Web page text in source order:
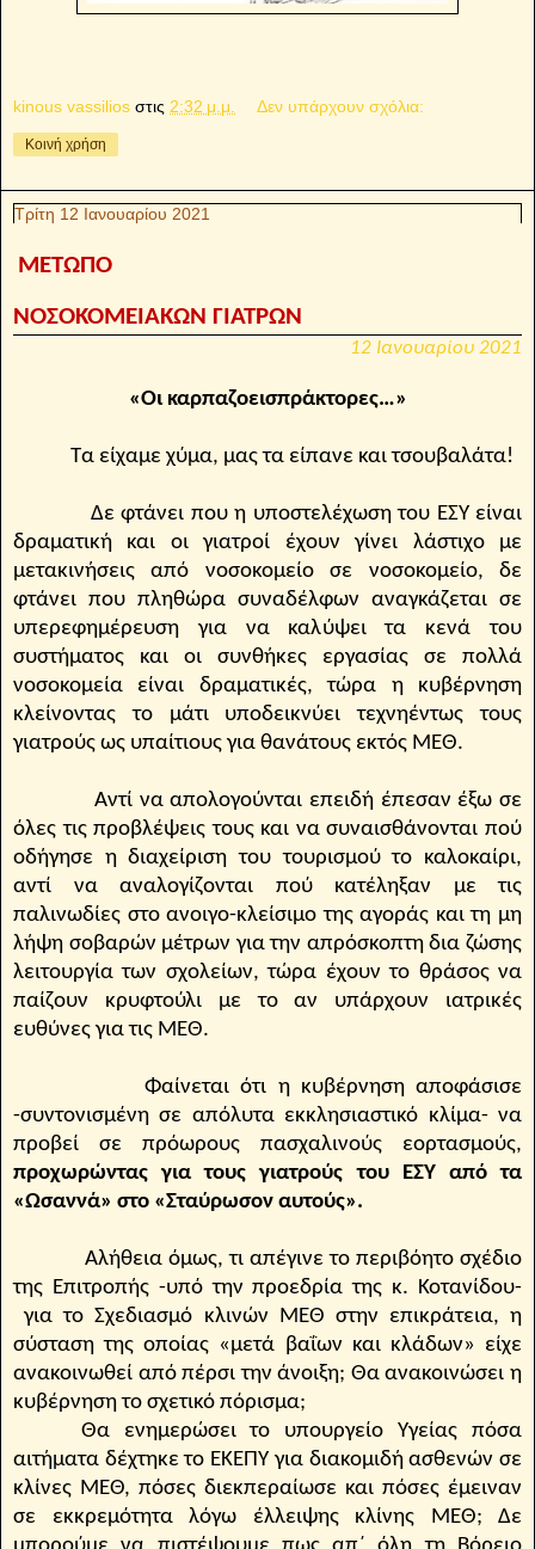
kinous vassilios στις 2:32 μ.μ. Δεν υπάρχουν σχόλια:
Κοινή χρήση
Τρίτη 12 Ιανουαρίου 2021
ΜΕΤΩΠΟ
ΝΟΣΟΚΟΜΕΙΑΚΩΝ ΓΙΑΤΡΩΝ
12 Ιανουαρίου 2021
«Οι καρπαζοεισπράκτορες…»
Τα είχαμε χύμα, μας τα είπανε και τσουβαλάτα!
Δε φτάνει που η υποστελέχωση του ΕΣΥ είναι
δραματική και οι γιατροί έχουν γίνει λάστιχο με
μετακινήσεις από νοσοκομείο σε νοσοκομείο, δε
φτάνει που πληθώρα συναδέλφων αναγκάζεται σε
υπερεφημέρευση για να καλύψει τα κενά του
συστήματος και οι συνθήκες εργασίας σε πολλά
νοσοκομεία είναι δραματικές, τώρα η κυβέρνηση
κλείνοντας το μάτι υποδεικνύει τεχνηέντως τους
γιατρούς ως υπαίτιους για θανάτους εκτός ΜΕΘ.
Αντί να απολογούνται επειδή έπεσαν έξω σε
όλες τις προβλέψεις τους και να συναισθάνονται πού
οδήγησε η διαχείριση του τουρισμού το καλοκαίρι,
αντί να αναλογίζονται πού κατέληξαν με τις
παλινωδίες στο ανοιγο-κλείσιμο της αγοράς και τη μη
λήψη σοβαρών μέτρων για την απρόσκοπτη δια ζώσης
λειτουργία των σχολείων, τώρα έχουν το θράσος να
παίζουν κρυφτούλι με το αν υπάρχουν ιατρικές
ευθύνες για τις ΜΕΘ.
Φαίνεται ότι η κυβέρνηση αποφάσισε
-συντονισμένη σε απόλυτα εκκλησιαστικό κλίμα- να
προβεί σε πρόωρους πασχαλινούς εορτασμούς,
προχωρώντας για τους γιατρούς του ΕΣΥ από τα
«Ωσαννά» στο «Σταύρωσον αυτούς».
Αλήθεια όμως, τι απέγινε το περιβόητο σχέδιο
της Επιτροπής -υπό την προεδρία της κ. Κοτανίδου-
για το Σχεδιασμό κλινών ΜΕΘ στην επικράτεια, η
σύσταση της οποίας «μετά βαΐων και κλάδων» είχε
ανακοινωθεί από πέρσι την άνοιξη; Θα ανακοινώσει η
κυβέρνηση το σχετικό πόρισμα;
Θα ενημερώσει το υπουργείο Υγείας πόσα
αιτήματα δέχτηκε το ΕΚΕΠΥ για διακομιδή ασθενών σε
κλίνες ΜΕΘ, πόσες διεκπεραίωσε και πόσες έμειναν
σε εκκρεμότητα λόγω έλλειψης κλίνης ΜΕΘ; Δε